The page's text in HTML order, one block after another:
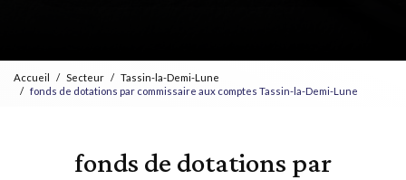
Accueil Secteur
Tassin-la-Demi-Lune
fonds de dotations par commissaire aux comptes Tassin-la-Demi-Lune
fonds de dotations par